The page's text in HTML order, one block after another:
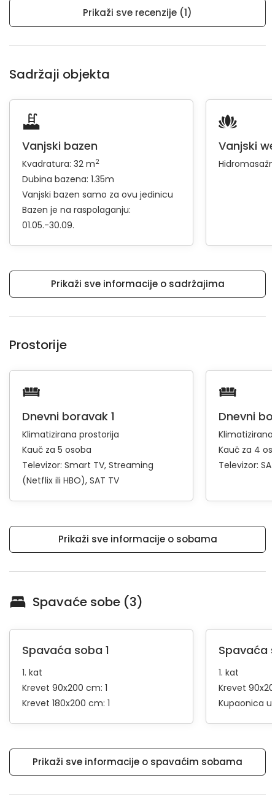
Prikaži sve recenzije (1)
Sadržaji objekta
Vanjski bazen
Kvadratura: 32 m2
Dubina bazena: 1.35m
Vanjski bazen samo za ovu jedinicu
Bazen je na raspolaganju:
01.05.-30.09.
Vanjski
Prikaži sve informacije o sadržajima
Prostorije
Dnevni boravak 1
Klimatizirana prostorija
Kauč za 5 osoba
Televizor: Smart TV Streaming
(Netflix ili HBO) SAT TV
Dnevni
Kauč za 4
Televizor:
Prikaži sve informacije o sobama
Spavaće sobe (3)
Spavaća soba 1
1. kat
Krevet 90x200 cm: 1
Krevet 180x200 cm: 1
Spavaća
1. kat
Krevet
Kupaonica u
Prikaži sve informacije o spavaćim sobama